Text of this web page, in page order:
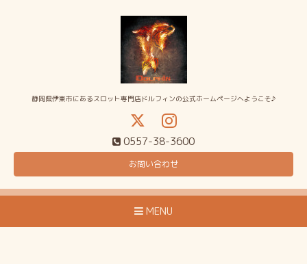
静岡県伊東市にあるスロット専門店ドルフィンの公式ホームページへようこそ♪
0557-38-3600
お問い合わせ
MENU